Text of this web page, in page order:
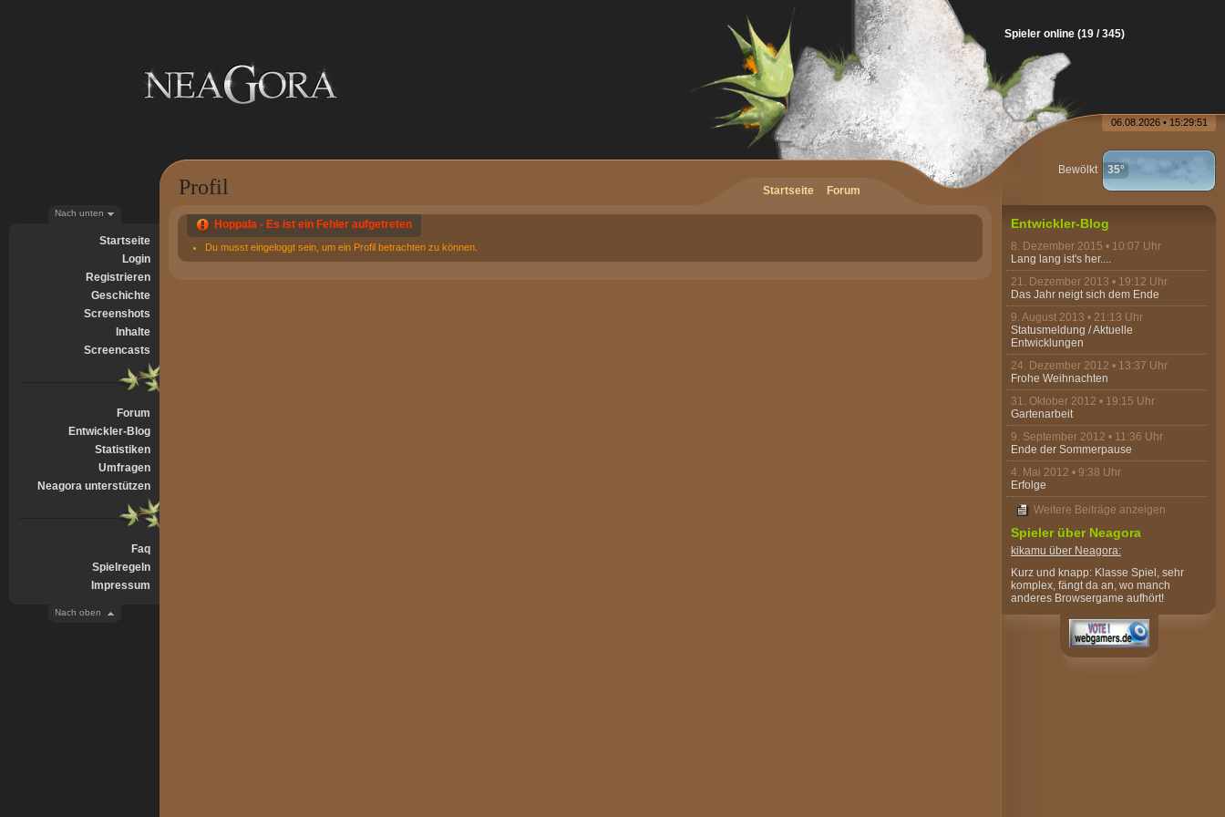
Nach unten
Startseite
Login
Registrieren
Geschichte
Screenshots
Inhalte
Screencasts
Forum
Entwickler-Blog
Statistiken
Umfragen
Neagora unterstützen
Faq
Spielregeln
Impressum
Nach oben
06.08.2026 • 15:29:51
Bewölkt 35°
Entwickler-Blog
8. Dezember 2015 • 10:07 Uhr
Lang lang ist's her....
21. Dezember 2013 • 19:12 Uhr
Das Jahr neigt sich dem Ende
9. August 2013 • 21:13 Uhr
Statusmeldung / Aktuelle
Entwicklungen
24. Dezember 2012 • 13:37 Uhr
Frohe Weihnachten
31. Oktober 2012 • 19:15 Uhr
Gartenarbeit
9. September 2012 • 11:36 Uhr
Ende der Sommerpause
4. Mai 2012 • 9:38 Uhr
Erfolge
Weitere Beiträge anzeigen
Spieler über Neagora
kikamu über Neagora:
Kurz und knapp: Klasse Spiel, sehr
komplex, fängt da an, wo manch
anderes Browsergame aufhört!
Startseite Forum
Profil
Hoppala - Es ist ein Fehler aufgetreten
Du musst eingeloggt sein, um ein Profil betrachten zu können.
Spieler online (19 / 345)